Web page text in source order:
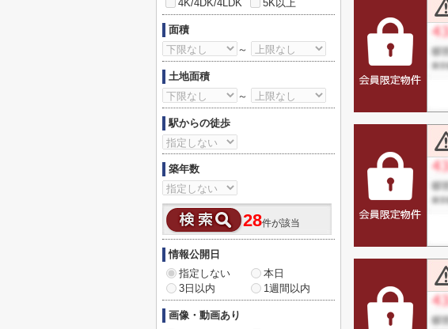
4K/4DK/4LDK
5K以上
面積
～
土地面積
～
駅からの徒歩
築年数
28件が該当
情報公開日
指定しない
本日
3日以内
1週間以内
画像・動画あり